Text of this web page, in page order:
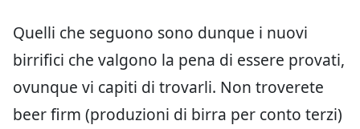
Quelli che seguono sono dunque i nuovi
birrifici che valgono la pena di essere provati,
ovunque vi capiti di trovarli. Non troverete
beer firm (produzioni di birra per conto terzi)